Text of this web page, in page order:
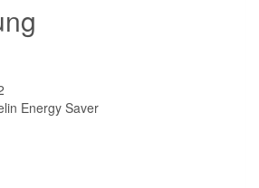
Energy Saver